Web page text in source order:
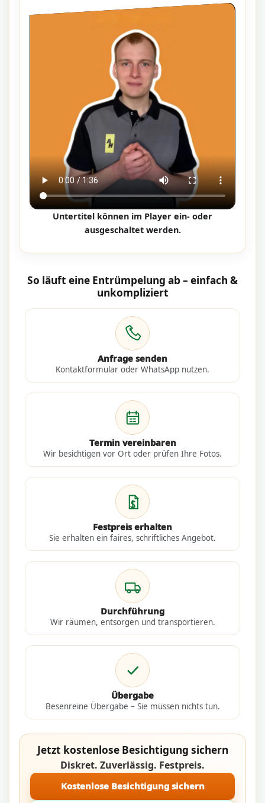
Untertitel können im Player ein- oder
ausgeschaltet werden.
So läuft eine Entrümpelung ab – einfach &
unkompliziert
Anfrage senden
Kontaktformular oder WhatsApp nutzen.
Termin vereinbaren
Wir besichtigen vor Ort oder prüfen Ihre Fotos.
Festpreis erhalten
Sie erhalten ein faires, schriftliches Angebot.
Durchführung
Wir räumen, entsorgen und transportieren.
Übergabe
Besenreine Übergabe – Sie müssen nichts tun.
Jetzt kostenlose Besichtigung sichern
Diskret. Zuverlässig. Festpreis.
Kostenlose Besichtigung sichern